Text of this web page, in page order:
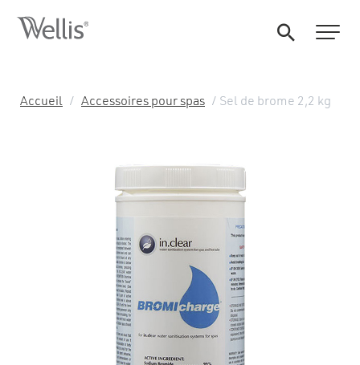
Accueil / Accessoires pour spas / Sel de brome 2,2 kg